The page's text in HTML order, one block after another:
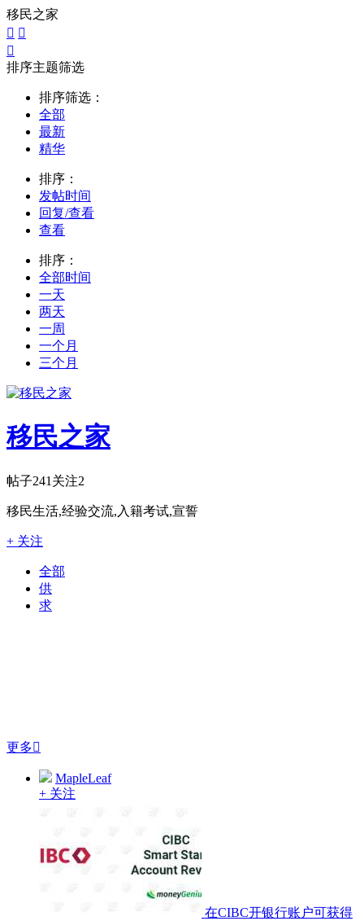
移民之家
 

排序主题筛选
排序筛选：
全部
最新
精华
排序：
发帖时间
回复/查看
查看
排序：
全部时间
一天
两天
一周
一个月
三个月
移民之家
帖子241 关注2
移民生活,经验交流,入籍考试,宣誓
+ 关注
全部
供
求
更多
MapleLeaf
+ 关注
在CIBC开银行账户可获得